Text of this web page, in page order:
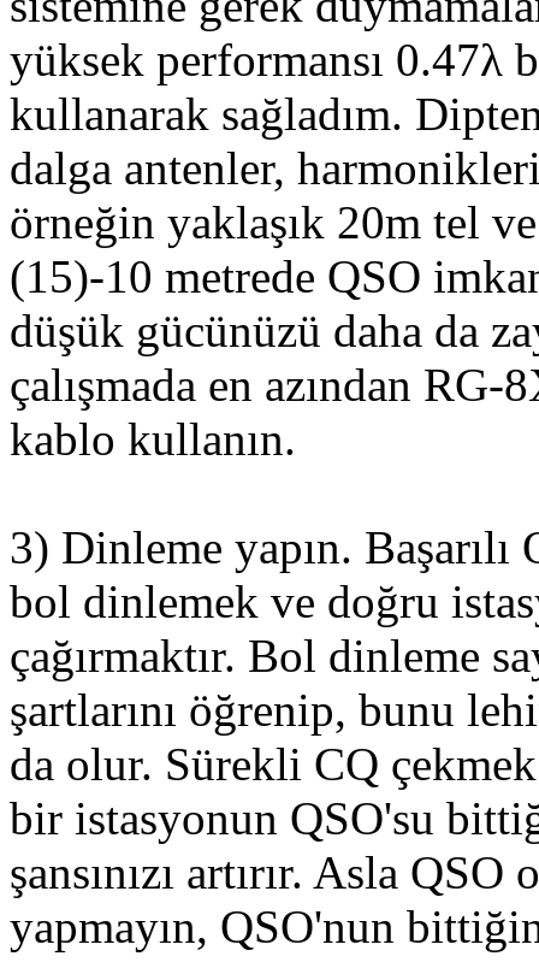
yüksek performansı 0.47λ
kullanarak sağladım.
dalga antenler,
örneğin yaklaşık 20m tel
(15)-10 metrede QSO
düşük gücünüzü daha da
çalışmada en azından
kablo kullanın.
3) Dinleme yapın. Başarılı
bol dinlemek ve doğru
çağırmaktır. Bol dinleme
şartlarını öğrenip, bunu
da olur. Sürekli CQ
bir istasyonun QSO'su
şansınızı artırır. Asla QSO
yapmayın, QSO'nun